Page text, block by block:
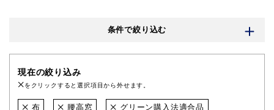
条件で絞り込む
現在の絞り込み
をクリックすると選択項目から外せます。
布 腰高窓 グリーン購入法適合品